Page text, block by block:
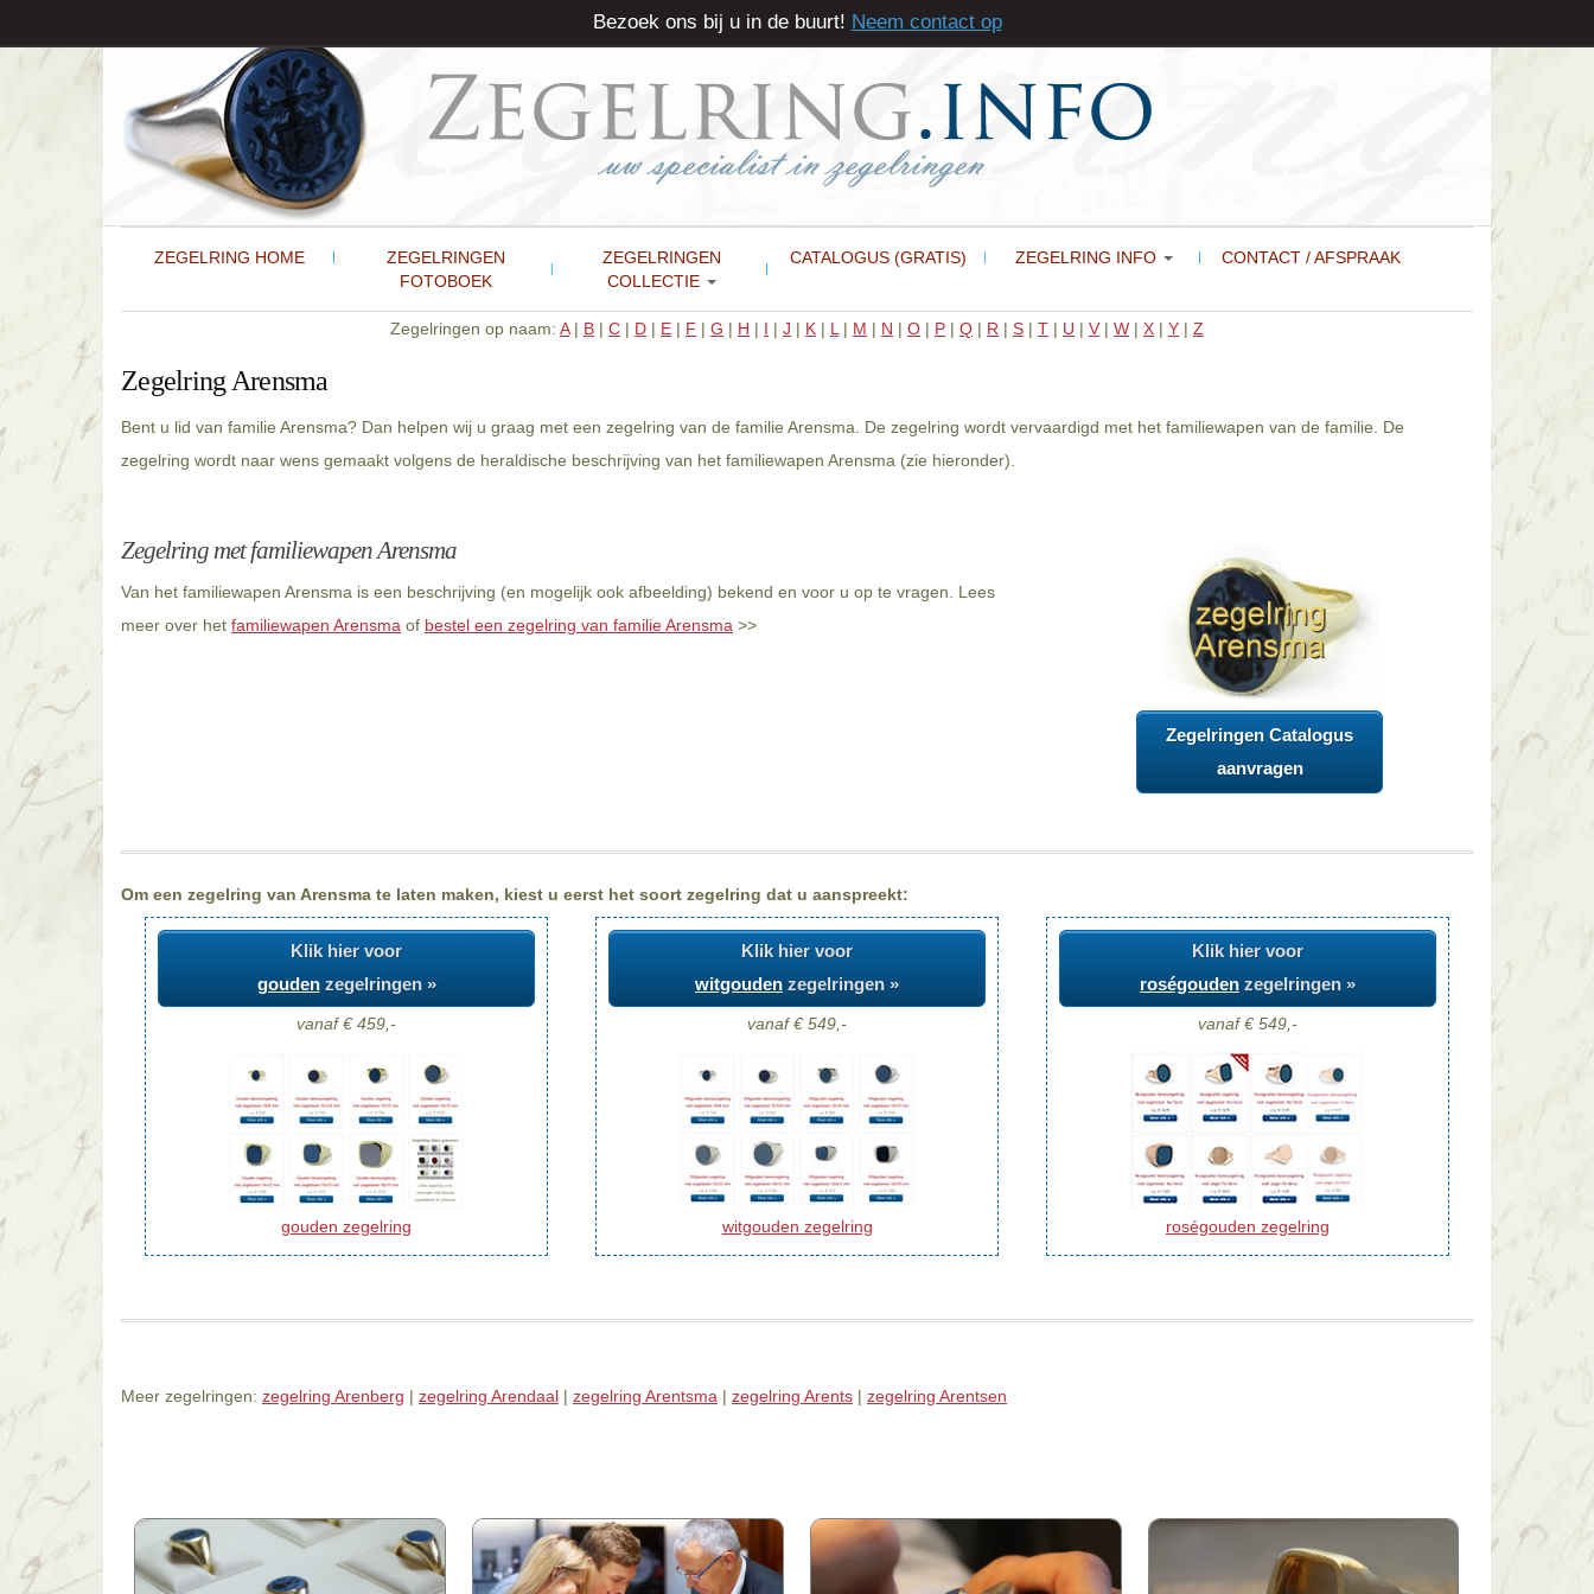
ZEGELRING HOME
ZEGELRINGEN
FOTOBOEK
ZEGELRINGEN
COLLECTIE
CATALOGUS (GRATIS) ZEGELRING INFO CONTACT / AFSPRAAK
Zegelringen op naam: A| B | C | D | E | F | G | H | I | J | K | L | M | N | O | P | Q | R | S | T | U | V | W | X | Y | Z
Zegelring Arensma
Bent u lid van familie Arensma? Dan helpen wij u graag met een zegelring van de familie Arensma. De zegelring wordt vervaardigd met het familiewapen van de familie. De
zegelring wordt naar wens gemaakt volgens de heraldische beschrijving van het familiewapen Arensma (zie hieronder).
Zegelring met familiewapen Arensma
Van het familiewapen Arensma is een beschrijving (en mogelijk ook afbeelding) bekend en voor u op te vragen. Lees
meer over het familiewapen Arensma of bestel een zegelring van familie Arensma >>
Zegelringen Catalogus
aanvragen
Om een zegelring van Arensma te laten maken, kiest u eerst het soort zegelring dat u aanspreekt:
Klik hier voor
goudenzegelringen »
vanaf € 459,-
gouden zegelring
Klik hier voor
witgouden zegelringen »
vanaf € 549,-
witgouden zegelring
Klik hier voor
roségouden zegelringen »
vanaf € 549,-
roségouden zegelring
Meer zegelringen: zegelring Arenberg | zegelring Arendaal | zegelring Arentsma | zegelring Arents | zegelring Arentsen
Bezoek ons bij u in de buurt! Neem contact op